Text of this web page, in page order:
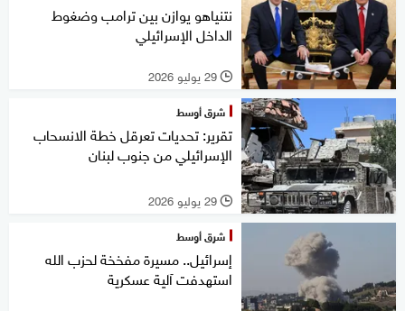
نتنياهو يوازن بين ترامب وضغوط
الداخل الإسرائيلي
l 29 يوليو 2026
شرق أوسط
تقرير: تحديات تعرقل خطة الانسحاب
الإسرائيلي من جنوب لبنان
l 29 يوليو 2026
شرق أوسط
إسرائيل.. مسيرة مفخخة لحزب الله
استهدفت آلية عسكرية